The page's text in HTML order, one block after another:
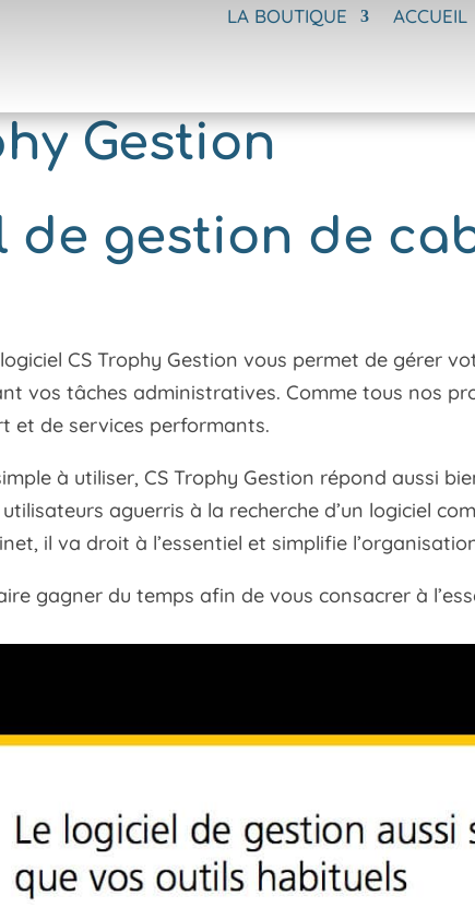
LA BOUTIQUE ACCUEIL
Gestion
de gestion de
CS Trophy Gestion vous permet de gérer
vos tâches administratives. Comme tous nos
et de services performants.
à utiliser, CS Trophy Gestion répond aussi
utilisateurs aguerris à la recherche d’un logiciel
il va droit à l’essentiel et simplifie
gagner du temps afin de vous consacrer à